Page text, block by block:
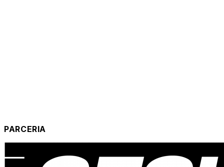
PARCERIA